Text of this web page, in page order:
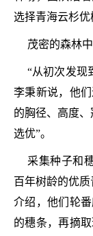
选择青海云杉优
茂密的森林
“从初次发现
李秉新说，他
的胸径、高度
选优”。
采集种子和
百年树龄的优
介绍，他们轮
的穗条，再摘